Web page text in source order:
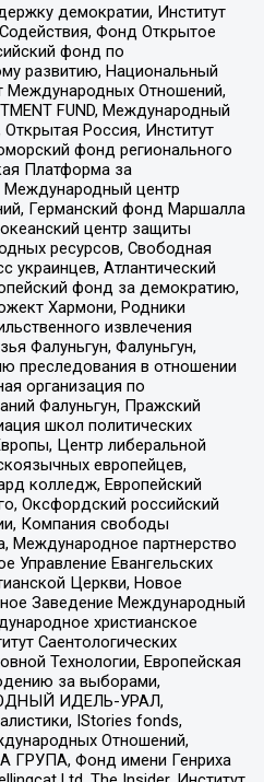
демократии, Институт
Фонд Открытое
фонд по
развитию, Национальный
Международных Отношений,
FUND, Международный
Россия, Институт
фонд регионального
Платформа за
центр
Германский фонд Маршалла
центр защиты
ресурсов, Свободная
украинцев, Атлантический
фонд за демократию,
Хармони, Родники
извлечения
Фалуньгун, Фалуньгун,
преследования в отношении
организация по
Фалуньгун, Пражский
школ политических
Центр либеральной
европейцев,
колледж, Европейский
Оксфордский российский
Компания свободы
Международное партнерство
Управление Евангельских
Церкви, Новое
Заведение Международный
христианское
Саентологических
Технологии, Европейская
за выборами,
ИДЕЛЬ-УРАЛ,
IStories fonds,
Отношений,
Фонд имени Генриха